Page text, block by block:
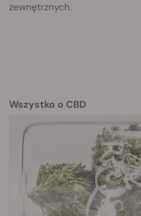
zewnętrznych.
Wszystko o CBD